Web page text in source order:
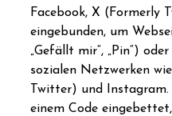
Facebook, X (Formerly
eingebunden, um
„Gefällt mir“, „Pin“)
sozialen Netzwerken
Twitter) und
einem Code